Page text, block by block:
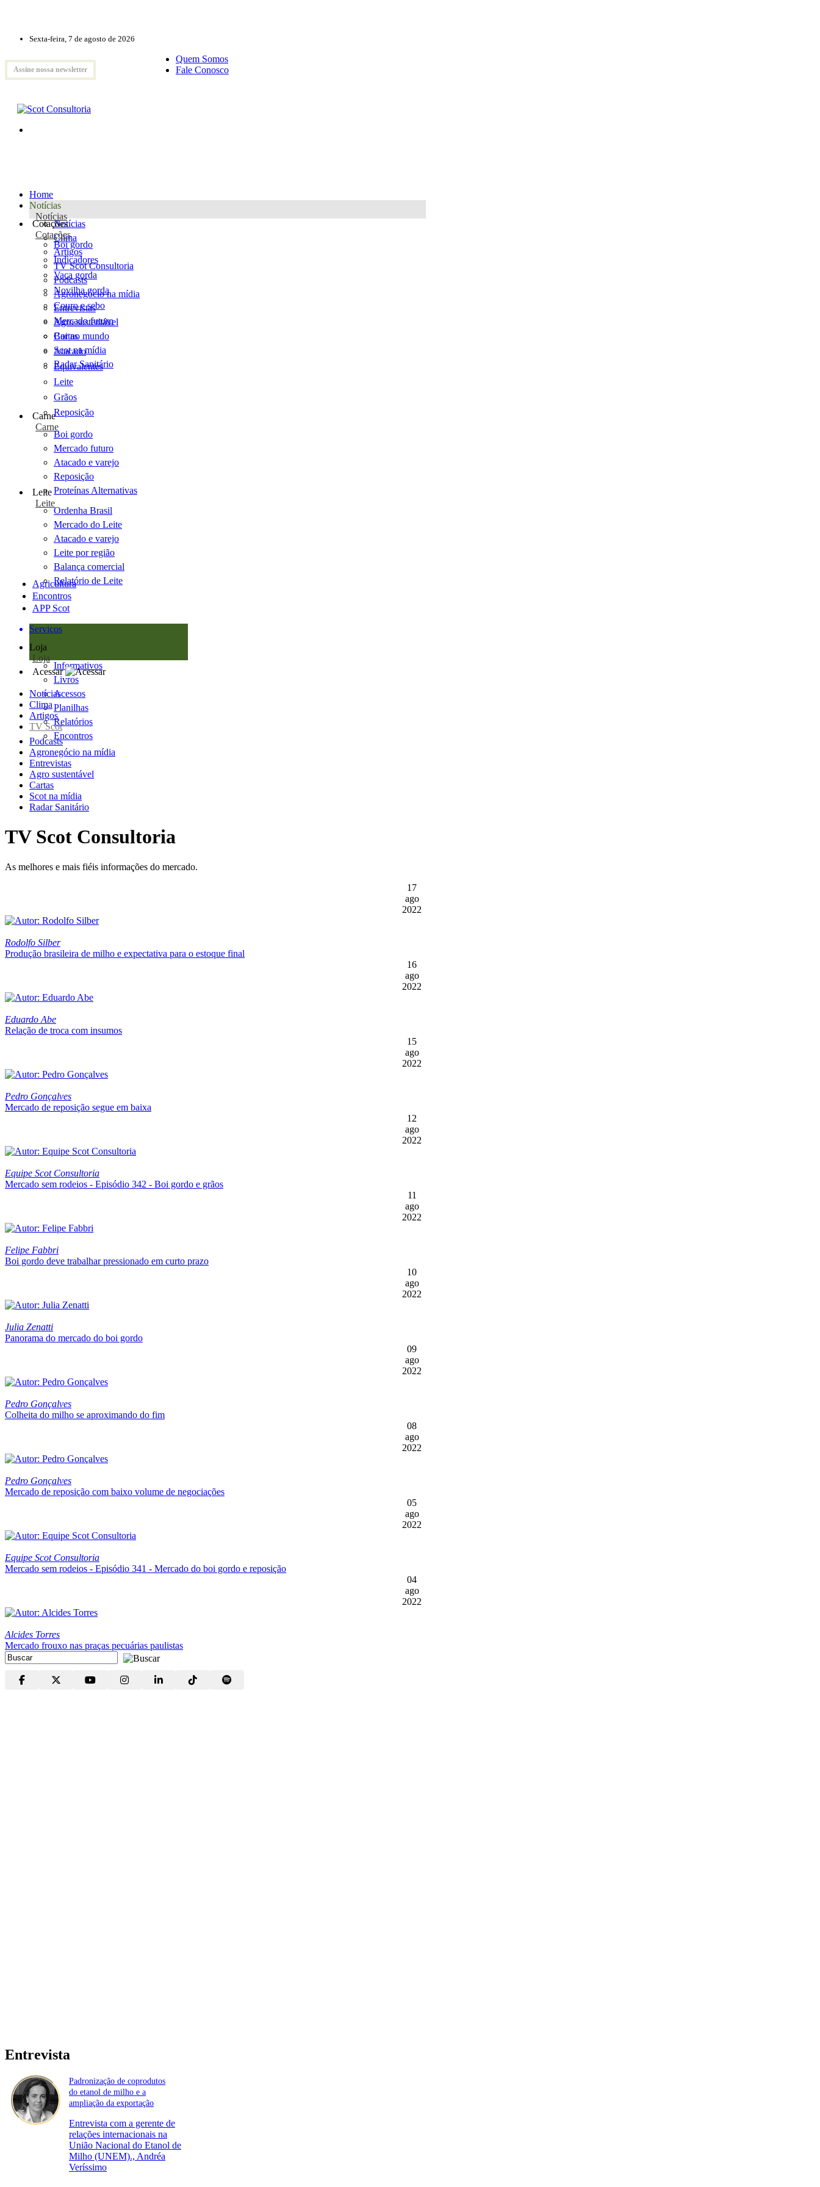
Sexta-feira, 7 de agosto de 2026
Assine nossa newsletter
Quem Somos
Fale Conosco
Home
Notícias
Notícias
Notícias
Clima
Artigos
TV Scot Consultoria
Podcasts
Agronegócio na mídia
Entrevistas
Agro sustentável
Cartas
Scot na mídia
Radar Sanitário
Cotações
Cotações
Boi gordo
Indicadores
Vaca gorda
Novilha gorda
Couro e sebo
Mercado futuro
Boi no mundo
Atacado
Equivalentes
Leite
Grãos
Reposição
Carne
Carne
Boi gordo
Mercado futuro
Atacado e varejo
Reposição
Proteínas Alternativas
Leite
Leite
Ordenha Brasil
Mercado do Leite
Atacado e varejo
Leite por região
Balança comercial
Relatório de Leite
Agricultura
Encontros
APP Scot
Serviços
Loja
Loja
Informativos
Livros
Acessos
Planilhas
Relatórios
Encontros
Acessar
Notícias
Clima
Artigos
TV Scot
Podcasts
Agronegócio na mídia
Entrevistas
Agro sustentável
Cartas
Scot na mídia
Radar Sanitário
TV Scot Consultoria
As melhores e mais fiéis informações do mercado.
17
ago
2022
Rodolfo Silber
Produção brasileira de milho e expectativa para o estoque final
16
ago
2022
Eduardo Abe
Relação de troca com insumos
15
ago
2022
Pedro Gonçalves
Mercado de reposição segue em baixa
12
ago
2022
Equipe Scot Consultoria
Mercado sem rodeios - Episódio 342 - Boi gordo e grãos
11
ago
2022
Felipe Fabbri
Boi gordo deve trabalhar pressionado em curto prazo
10
ago
2022
Julia Zenatti
Panorama do mercado do boi gordo
09
ago
2022
Pedro Gonçalves
Colheita do milho se aproximando do fim
08
ago
2022
Pedro Gonçalves
Mercado de reposição com baixo volume de negociações
05
ago
2022
Equipe Scot Consultoria
Mercado sem rodeios - Episódio 341 - Mercado do boi gordo e reposição
04
ago
2022
Alcides Torres
Mercado frouxo nas praças pecuárias paulistas
Entrevista
Padronização de coprodutos
do etanol de milho e a
ampliação da exportação
Entrevista com a gerente de
relações internacionais na
União Nacional do Etanol de
Milho (UNEM)., Andréa
Veríssimo